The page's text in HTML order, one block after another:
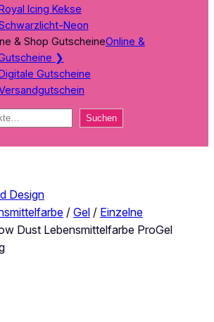
Icing Kekse
Neon
Online &
❯
Gutscheine
Suchen
Design
/ Gel/ Einzelne
Dust Lebensmittelfarbe ProGel